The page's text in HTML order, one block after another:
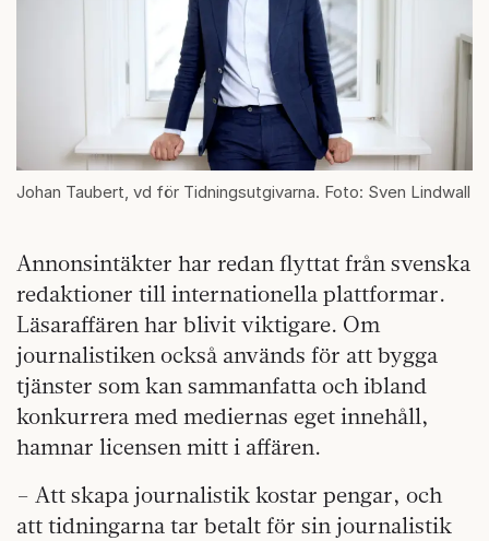
Johan Taubert, vd för Tidningsutgivarna. Foto: Sven Lindwall
Annonsintäkter har redan flyttat från svenska
redaktioner till internationella plattformar.
Läsaraffären har blivit viktigare. Om
journalistiken också används för att bygga
tjänster som kan sammanfatta och ibland
konkurrera med mediernas eget innehåll,
hamnar licensen mitt i affären.
– Att skapa journalistik kostar pengar, och
att tidningarna tar betalt för sin journalistik